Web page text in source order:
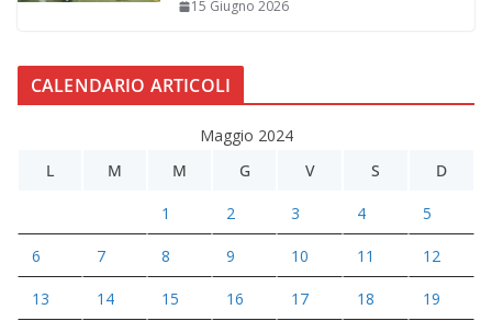
15 Giugno 2026
CALENDARIO ARTICOLI
Maggio 2024
L
M M G V S D
1 2 3 4 5
6 7 8 9 10 11 12
13 14 15 16 17 18 19